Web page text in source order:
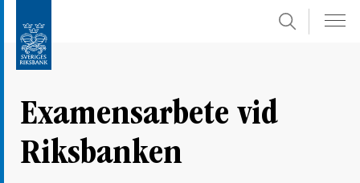
direkt
undersidor
Sök
Examensarbete vid
Riksbanken